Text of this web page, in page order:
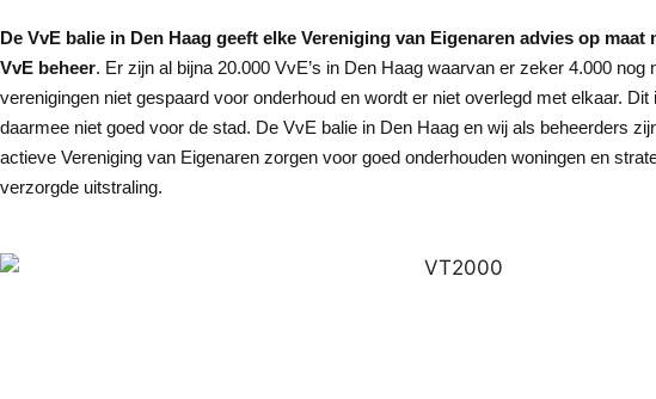
De VvE balie in Den Haag geeft elke Vereniging van Eigenaren advies op
VvE beheer. Er zijn al bijna 20.000 VvE’s in Den Haag waarvan er zeker 4.000 nog
verenigingen niet gespaard voor onderhoud en wordt er niet overlegd met elkaar.
daarmee niet goed voor de stad. De VvE balie in Den Haag en wij als beheerders
actieve Vereniging van Eigenaren zorgen voor goed onderhouden woningen en
verzorgde uitstraling.